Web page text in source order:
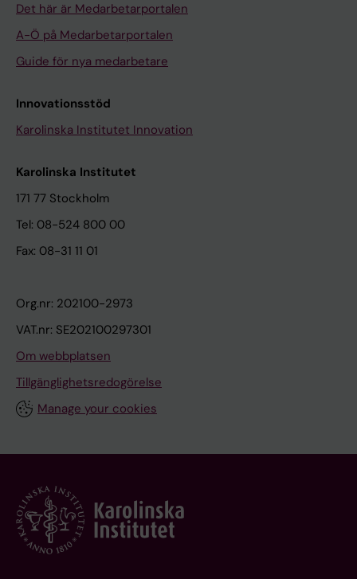
Det här är Medarbetarportalen
A-Ö på Medarbetarportalen
Guide för nya medarbetare
Innovationsstöd
Karolinska Institutet Innovation
Karolinska Institutet
171 77 Stockholm
Tel: 08-524 800 00
Fax: 08-31 11 01
Org.nr: 202100-2973
VAT.nr: SE202100297301
Om webbplatsen
Tillgänglighetsredogörelse
Manage your cookies